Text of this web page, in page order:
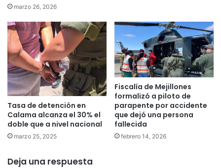
marzo 26, 2026
Tasa de detención en
Calama alcanza el 30% el
doble que a nivel nacional
marzo 25, 2025
Fiscalía de Mejillones
formalizó a piloto de
parapente por accidente
que dejó una persona
fallecida
febrero 14, 2026
Deja una respuesta